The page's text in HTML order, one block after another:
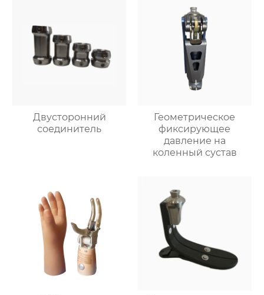
Двусторонний
соединитель
Геометрическое
фиксирующее
давление на
коленный сустав